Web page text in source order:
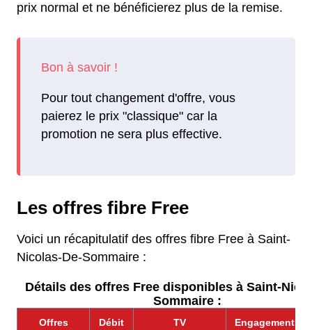
prix normal et ne bénéficierez plus de la remise.
Pour tout changement d'offre, vous
paierez le prix "classique" car la
promotion ne sera plus effective.
Les offres fibre Free
Voici un récapitulatif des offres fibre Free à Saint-
Nicolas-De-Sommaire :
Détails des offres Free disponibles à Saint-
Sommaire :
Offres Débit TV Engagement